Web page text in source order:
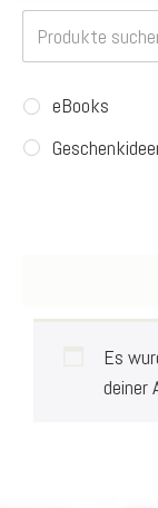
Es
deiner
Suchen
nach:
eBooks